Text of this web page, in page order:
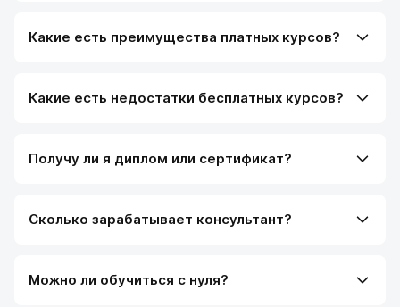
Какие есть преимущества платных курсов?
Какие есть недостатки бесплатных курсов?
Получу ли я диплом или сертификат?
Сколько зарабатывает консультант?
Можно ли обучиться с нуля?